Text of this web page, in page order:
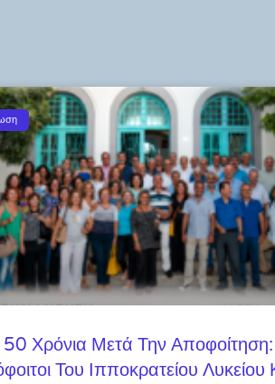
50 Χρόνια Μετά Την
Του Ιπποκρατείου